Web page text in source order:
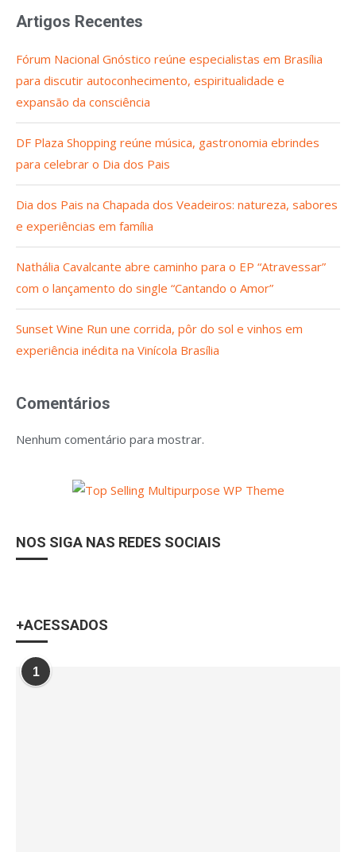
Artigos Recentes
Fórum Nacional Gnóstico reúne especialistas em Brasília
para discutir autoconhecimento, espiritualidade e
expansão da consciência
DF Plaza Shopping reúne música, gastronomia ebrindes
para celebrar o Dia dos Pais
Dia dos Pais na Chapada dos Veadeiros: natureza, sabores
e experiências em família
Nathália Cavalcante abre caminho para o EP “Atravessar”
com o lançamento do single “Cantando o Amor”
Sunset Wine Run une corrida, pôr do sol e vinhos em
experiência inédita na Vinícola Brasília
Comentários
Nenhum comentário para mostrar.
NOS SIGA NAS REDES SOCIAIS
+ACESSADOS
1